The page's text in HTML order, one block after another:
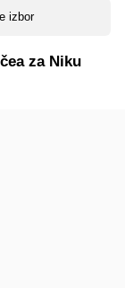
izbor
za Niku